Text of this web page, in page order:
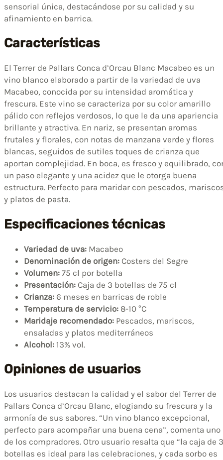
sensorial única, destacándose por su calidad y su
afinamiento en barrica.
Características
El Terrer de Pallars Conca d’Orcau Blanc Macabeo es un
vino blanco elaborado a partir de la variedad de uva
Macabeo, conocida por su intensidad aromática y
frescura. Este vino se caracteriza por su color amarillo
pálido con reflejos verdosos, lo que le da una apariencia
brillante y atractiva. En nariz, se presentan aromas
frutales y florales, con notas de manzana verde y flores
blancas, seguidos de sutiles toques de crianza que
aportan complejidad. En boca, es fresco y equilibrado,
un paso elegante y una acidez que le otorga buena
estructura. Perfecto para maridar con pescados,
y platos de pasta.
Especificaciones técnicas
Variedad de uva: Macabeo
Denominación de origen: Costers del Segre
Volumen: 75 cl por botella
Presentación: Caja de 3 botellas de 75 cl
Crianza: 6 meses en barricas de roble
Temperatura de servicio: 8-10 °C
Maridaje recomendado: Pescados, mariscos,
ensaladas y platos mediterráneos
Alcohol: 13% vol.
Opiniones de usuarios
Los usuarios destacan la calidad y el sabor del Terrer de
Pallars Conca d’Orcau Blanc, elogiando su frescura y la
armonía de sus sabores. “Un vino blanco excepcional,
perfecto para acompañar una buena cena”, comenta uno
de los compradores. Otro usuario resalta que “la caja de 3
botellas es ideal para las celebraciones, y cada sorbo es